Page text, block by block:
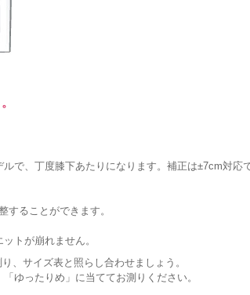
で、丁度膝下あたりになります。補正は±7cm対応
することができます。
トが崩れません。
、サイズ表と照らし合わせましょう。
ゆったりめ」に当ててお測りください。